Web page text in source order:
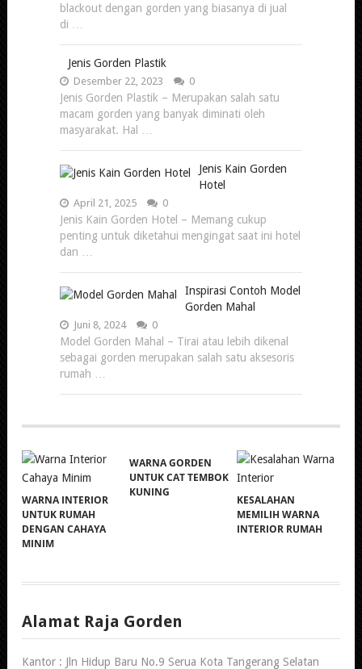
blackout dengan gorden yang biasanya di jual
di …
Jenis Gorden Plastik
Desember 22, 2023 0
Jenis Gorden Plastik – Merupakan salah satu
macam gorden yang banyak diminati oleh
masyarakat. Hal …
Jenis Kain Gorden
Hotel
April 21, 2025 0
Jenis Kain Gorden Hotel – Memang cukup
penting untuk diketahui mengingat saat ini hotel
dan …
Inspirasi Contoh Model
Gorden Mahal
Juni 8, 2024 0
Model Gorden Mahal – Tirai atau lebih dikenal
sebagai gorden merupakan salah satu aksesoris
rumah …
WARNA INTERIOR
UNTUK RUMAH
DENGAN CAHAYA
MINIM
WARNA GORDEN
UNTUK CAT TEMBOK
KUNING
KESALAHAN
MEMILIH WARNA
INTERIOR RUMAH
Alamat Raja Gorden
Kantor : Jln Hidup Baru No.9 Serua Kota Tangerang Selatan